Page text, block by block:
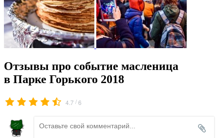
Отзывы про событие масленица
в Парке Горького 2018
4.7 /6